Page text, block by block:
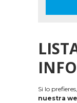
Si lo
nuestra